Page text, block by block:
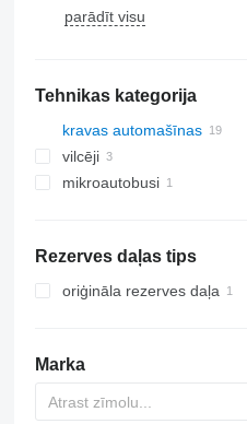
parādīt visu
Tehnikas kategorija
kravas automašīnas
vilcēji
mikroautobusi
Rezerves daļas tips
oriģināla rezerves daļa
Marka